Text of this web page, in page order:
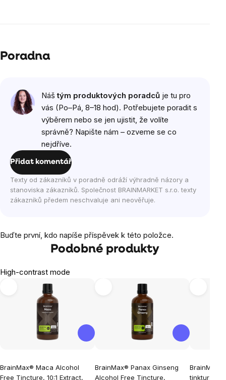
Poradna
Náštým produktových poradců je tu pro
vás (Po–Pá, 8–18 hod). Potřebujete poradit s
výběrem nebo se jen ujistit, že volíte
správně? Napište nám – ozveme se co
nejdříve.
Přidat komentář
Texty od zákazníků v poradně odráží výhradně názory a
stanoviska zákazníků. Společnost BRAINMARKET s.r.o. texty
zákazníků předem neschvaluje ani neověřuje.
Buďte první, kdo napíše příspěvek k této položce.
Podobné produkty
High-contrast mode
BrainMax® Maca Alcohol
Free Tincture, 10:1 Extract,
BrainMax® Panax Ginseng
Alcohol Free Tincture,
BrainMax
tinktura